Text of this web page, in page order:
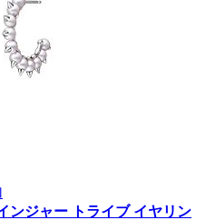
ンジャー トライブ イヤリン